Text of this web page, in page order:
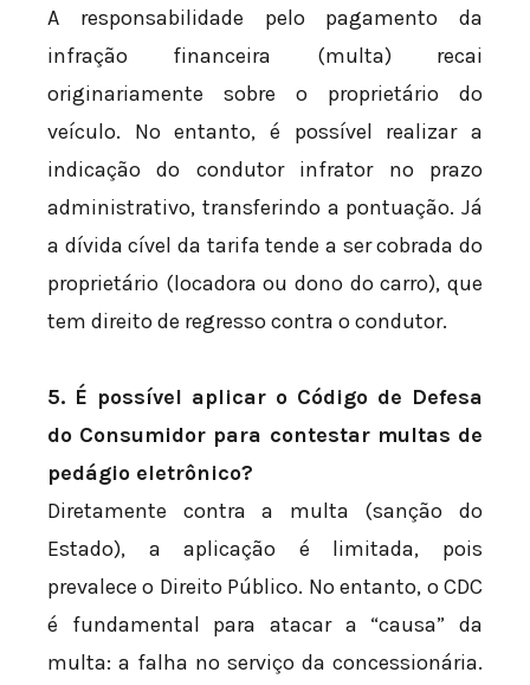
A responsabilidade pelo pagamento da
infração financeira (multa) recai
originariamente sobre o proprietário do
veículo. No entanto, é possível realizar a
indicação do condutor infrator no prazo
administrativo, transferindo a pontuação. Já
a dívida cível da tarifa tende a ser cobrada do
proprietário (locadora ou dono do carro), que
tem direito de regresso contra o condutor.
5. É possível aplicar o Código de Defesa
do Consumidor para contestar multas de
pedágio eletrônico?
Diretamente contra a multa (sanção do
Estado), a aplicação é limitada, pois
prevalece o Direito Público. No entanto, o CDC
é fundamental para atacar a “causa” da
multa: a falha no serviço da concessionária.